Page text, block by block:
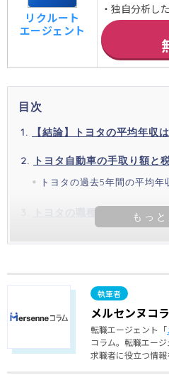
メルセンヌコ
転職エージェント「
コラム。転職エージ
求職者に役立つ情報
目次
【結論】トヨタの平均年収
トヨタ自動車の手取り額と
トヨタの過去5年間の平均年
トヨタの職種別の平均年収
リクルート
エージェント
・独自分析し